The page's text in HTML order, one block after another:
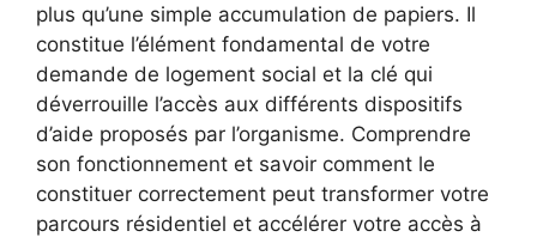
plus qu’une simple accumulation de papiers. Il
constitue l’élément fondamental de votre
demande de logement social et la clé qui
déverrouille l’accès aux différents dispositifs
d’aide proposés par l’organisme. Comprendre
son fonctionnement et savoir comment le
constituer correctement peut transformer votre
parcours résidentiel et accélérer votre accès à